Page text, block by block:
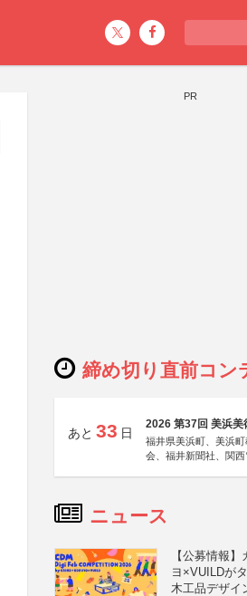
PR
締め切り直前コン
あと 33 日
2026 第37回 美浜美
福井県美浜町、美浜町
会、福井新聞社、関西
ニュース
【公募情報
ヨ×VUILDが
木工品デザイ